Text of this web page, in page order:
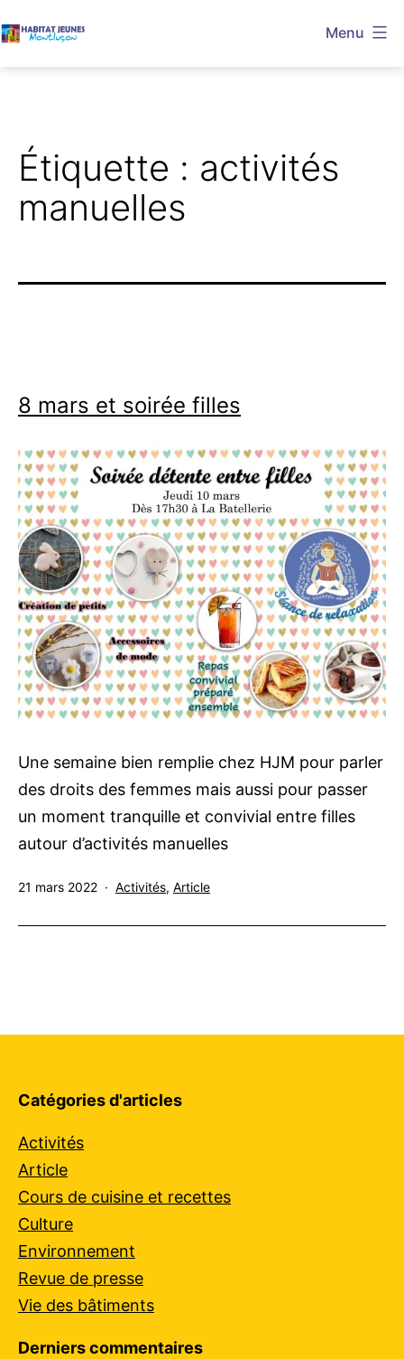
au
Menu
Étiquette : activités
manuelles
8 mars et soirée filles
Une semaine bien remplie chez HJM pour parler
des droits des femmes mais aussi pour passer
un moment tranquille et convivial entre filles
autour d’activités manuelles
Publié
21 mars 2022
Catégorisé
Activités, Article
Catégories d'articles
Activités
Article
Cours de cuisine et recettes
Culture
Environnement
Revue de presse
Vie des bâtiments
Derniers commentaires